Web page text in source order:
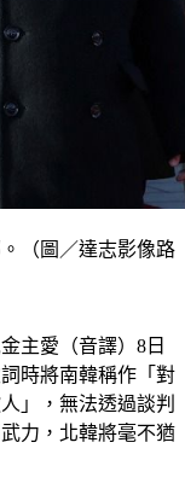
（圖／達志影像路
主愛（音譯）8日
時將南韓稱作「對
」，無法透過談判
力，北韓將毫不猶